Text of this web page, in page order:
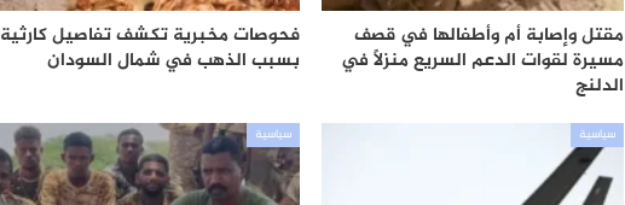
مقتل وإصابة أم وأطفالها في قصف
مسيرة لقوات الدعم السريع منزلًا في
الدلنج
فحوصات مخبرية تكشف تفاصيل كارثية
بسبب الذهب في شمال السودان
سياسية سياسية